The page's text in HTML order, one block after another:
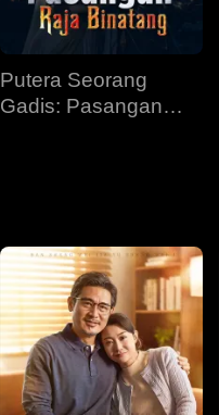
Putera Seorang
Gadis: Pasangan